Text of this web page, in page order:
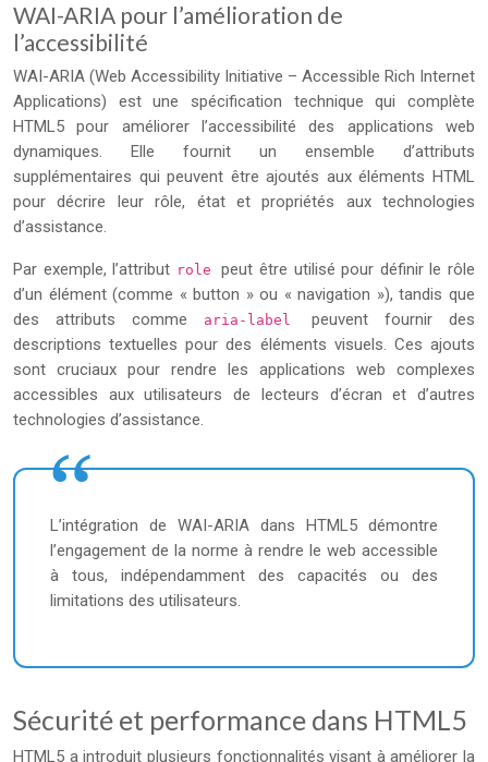
WAI-ARIA pour l’amélioration de
l’accessibilité
WAI-ARIA (Web Accessibility Initiative – Accessible Rich Internet
Applications) est une spécification technique qui complète
HTML5 pour améliorer l’accessibilité des applications web
dynamiques. Elle fournit un ensemble d’attributs
supplémentaires qui peuvent être ajoutés aux éléments HTML
pour décrire leur rôle, état et propriétés aux technologies
d’assistance.
Par exemple, l’attribut rolepeut être utilisé pour définir le rôle
d’un élément (comme « button » ou « navigation »), tandis que
des attributs comme
aria-label peuvent fournir des
descriptions textuelles pour des éléments visuels. Ces ajouts
sont cruciaux pour rendre les applications web complexes
accessibles aux utilisateurs de lecteurs d’écran et d’autres
technologies d’assistance.
L’intégration de WAI-ARIA dans HTML5 démontre
l’engagement de la norme à rendre le web accessible
à tous, indépendamment des capacités ou des
limitations des utilisateurs.
Sécurité et performance dans HTML5
HTML5 a introduit plusieurs fonctionnalités visant à améliorer la